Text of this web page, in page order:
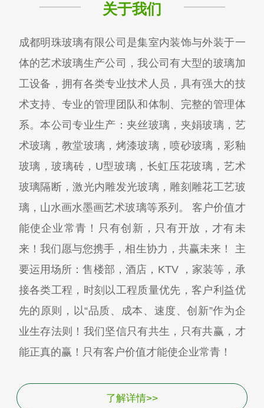
关于我们
成都明珠玻璃有限公司是集室内装饰与外装于一
体的艺术玻璃生产公司，我公司有大型的玻璃加
工设备，拥有各类专业技术人员，具有强大的技
术支持、专业的管理团队和体制、完整的管理体
系。本公司专业生产：夹丝玻璃，夹娟玻璃，艺
术玻璃，教堂玻璃，烤漆玻璃，喷砂玻璃，彩釉
玻璃，玻璃砖，U型玻璃，长虹压花玻璃，艺术
玻璃隔断，激光内雕发光玻璃，雕刻雕花工艺玻
璃，山水画水墨画艺术玻璃等系列。 客户价值才
能使企业常青！只有创新，只有开放，才有未
来！我们愿与您携手，相生协力，共赢未来！ 主
要运用场所：售楼部，酒店，KTV ，家装等，承
接各类工程，时刻以工程质量优先，客户利益优
先的原则，以“品质、成本、速度、创新”作为企
业生存法则！我们坚信只有共生，只有共赢，才
能正真的赢！只有客户价值才能使企业常青！
了解详情>>